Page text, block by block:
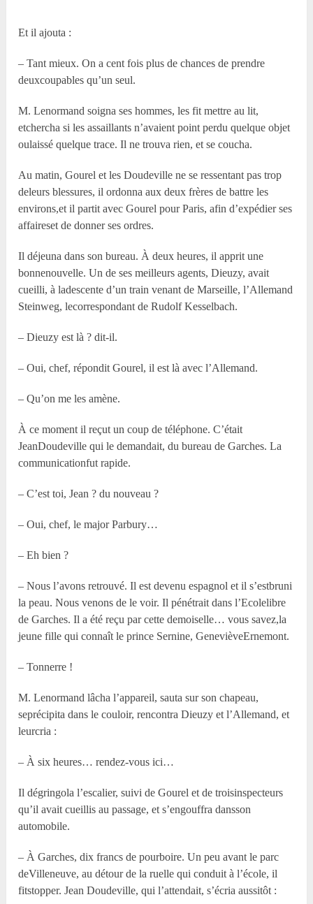
Et il ajouta :
– Tant mieux. On a cent fois plus de chances de prendre
deuxcoupables qu’un seul.
M. Lenormand soigna ses hommes, les fit mettre au lit,
etchercha si les assaillants n’avaient point perdu quelque objet
oulaissé quelque trace. Il ne trouva rien, et se coucha.
Au matin, Gourel et les Doudeville ne se ressentant pas trop
deleurs blessures, il ordonna aux deux frères de battre les
environs,et il partit avec Gourel pour Paris, afin d’expédier ses
affaireset de donner ses ordres.
Il déjeuna dans son bureau. À deux heures, il apprit une
bonnenouvelle. Un de ses meilleurs agents, Dieuzy, avait
cueilli, à ladescente d’un train venant de Marseille, l’Allemand
Steinweg, lecorrespondant de Rudolf Kesselbach.
– Dieuzy est là ? dit-il.
– Oui, chef, répondit Gourel, il est là avec l’Allemand.
– Qu’on me les amène.
À ce moment il reçut un coup de téléphone. C’était
JeanDoudeville qui le demandait, du bureau de Garches. La
communicationfut rapide.
– C’est toi, Jean ? du nouveau ?
– Oui, chef, le major Parbury…
– Eh bien ?
– Nous l’avons retrouvé. Il est devenu espagnol et il s’estbruni
la peau. Nous venons de le voir. Il pénétrait dans l’Ecolelibre
de Garches. Il a été reçu par cette demoiselle… vous savez,la
jeune fille qui connaît le prince Sernine, GenevièveErnemont.
– Tonnerre !
M. Lenormand lâcha l’appareil, sauta sur son chapeau,
seprécipita dans le couloir, rencontra Dieuzy et l’Allemand, et
leurcria :
– À six heures… rendez-vous ici…
Il dégringola l’escalier, suivi de Gourel et de troisinspecteurs
qu’il avait cueillis au passage, et s’engouffra dansson
automobile.
– À Garches, dix francs de pourboire. Un peu avant le parc
deVilleneuve, au détour de la ruelle qui conduit à l’école, il
fitstopper. Jean Doudeville, qui l’attendait, s’écria aussitôt :